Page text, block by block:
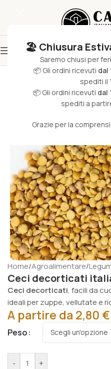
🏖️ Chiusura
Saremo chiusi per
📦 Gli ordini ricevuti dal
spediti il
📦 Gli ordini ricevuti dal
spediti a
Grazie per la
Home/Agroalimentare/
Ceci decorticati
Ceci decorticati, facili da
ideali per zuppe, vellutate e
A partire da 2,80 €
Peso
- +